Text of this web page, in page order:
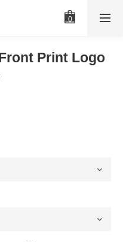
Print Logo